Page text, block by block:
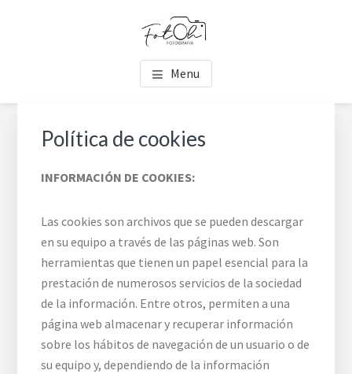
Menu
Política de cookies
INFORMACIÓN DE COOKIES:
Las cookies son archivos que se pueden descargar
en su equipo a través de las páginas web. Son
herramientas que tienen un papel esencial para la
prestación de numerosos servicios de la sociedad
de la información. Entre otros, permiten a una
página web almacenar y recuperar información
sobre los hábitos de navegación de un usuario o de
su equipo y, dependiendo de la información